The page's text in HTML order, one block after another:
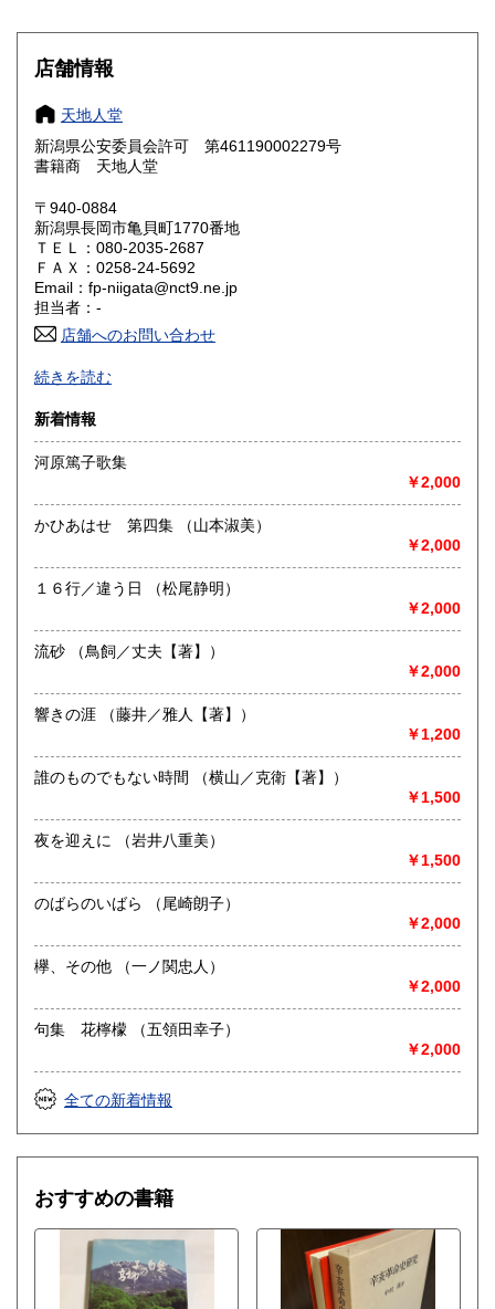
大阪府
奈良県
鳥取県 185円 島根県
岡山県
山口県 185円
香川県 185円
高知県 185円
佐賀県
熊本県 185円 大分県 185円
185円
沖縄県 185円
店舗情報
天地人堂
新潟県公安委員会許可 第461190002279号
書籍商 天地人堂
〒940-0884
新潟県長岡市亀貝町1770番地
ＴＥＬ：080-2035-2687
ＦＡＸ：0258-24-5692
Email：fp-niigata@nct9.ne.jp
担当者：-
店舗へのお問い合わせ
最寄駅：長岡駅
営業時間：午前10時から午後5時
定休日：不定休
書籍の買取について
新潟県内にて出張積極的に買取を行っています。査定及び出
張料は無料です。20冊以上であればお伺いいたします。ご連
絡願います。
取り扱い分野
歴史、社会科学、自然科学、サブカルチャー、古書一般（そ
続きを読む
新着情報
河原篤子歌集
￥2,000
かひあはせ 第四集 （山本淑美）
￥2,000
１６行／違う日 （松尾静明）
￥2,000
流砂 （鳥飼／丈夫【著】）
￥2,000
響きの涯 （藤井／雅人【著】）
￥1,200
誰のものでもない時間 （横山／克衛【著】）
￥1,500
夜を迎えに （岩井八重美）
￥1,500
のばらのいばら （尾崎朗子）
￥2,000
欅、その他 （一ノ関忠人）
￥2,000
句集 花檸檬 （五領田幸子）
￥2,000
全ての新着情報
おすすめの書籍